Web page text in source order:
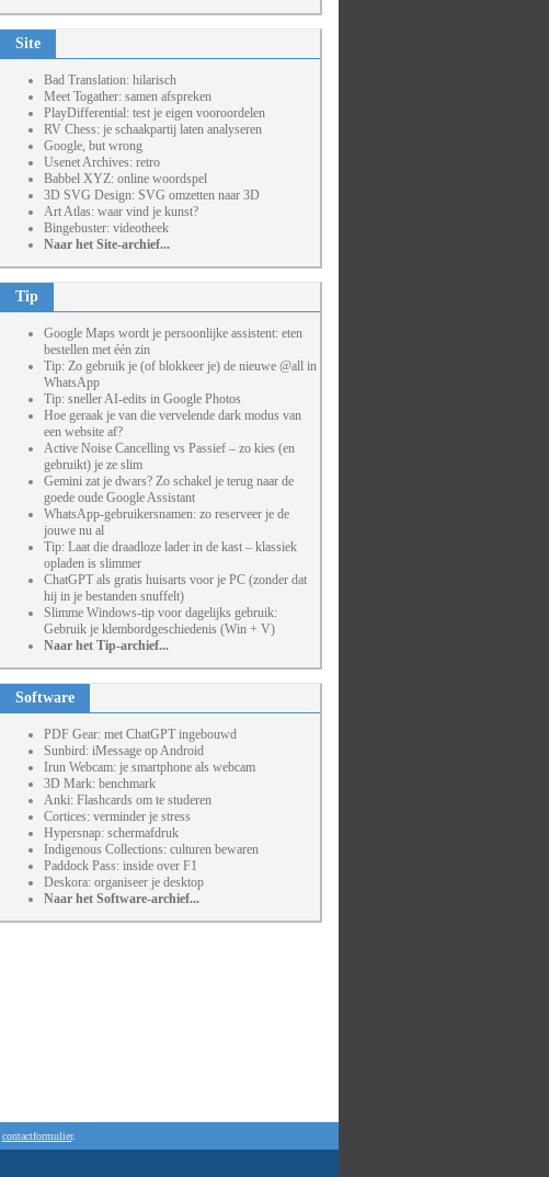
Site
Bad Translation: hilarisch
Meet Togather: samen afspreken
PlayDifferential: test je eigen vooroordelen
RV Chess: je schaakpartij laten analyseren
Google, but wrong
Usenet Archives: retro
Babbel XYZ: online woordspel
3D SVG Design: SVG omzetten naar 3D
Art Atlas: waar vind je kunst?
Bingebuster: videotheek
Naar het Site-archief...
Tip
Google Maps wordt je persoonlijke assistent: eten
bestellen met één zin
Tip: Zo gebruik je (of blokkeer je) de nieuwe @all in
WhatsApp
Tip: sneller AI-edits in Google Photos
Hoe geraak je van die vervelende dark modus van
een website af?
Active Noise Cancelling vs Passief – zo kies (en
gebruikt) je ze slim
Gemini zat je dwars? Zo schakel je terug naar de
goede oude Google Assistant
WhatsApp-gebruikersnamen: zo reserveer je de
jouwe nu al
Tip: Laat die draadloze lader in de kast – klassiek
opladen is slimmer
ChatGPT als gratis huisarts voor je PC (zonder dat
hij in je bestanden snuffelt)
Slimme Windows-tip voor dagelijks gebruik:
Gebruik je klembordgeschiedenis (Win + V)
Naar het Tip-archief...
Software
PDF Gear: met ChatGPT ingebouwd
Sunbird: iMessage op Android
Irun Webcam: je smartphone als webcam
3D Mark: benchmark
Anki: Flashcards om te studeren
Cortices: verminder je stress
Hypersnap: schermafdruk
Indigenous Collections: culturen bewaren
Paddock Pass: inside over F1
Deskora: organiseer je desktop
Naar het Software-archief...
contactformulier.